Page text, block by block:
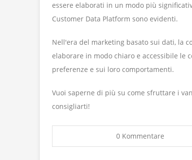
essere elaborati in un modo più
Customer Data Platform sono evidenti.
Nell'era del marketing basato sui dati, la
elaborare in modo chiaro e accessibile le
preferenze e sui loro comportamenti.
Vuoi saperne di più su come sfruttare i
consigliarti!
0 Kommentare